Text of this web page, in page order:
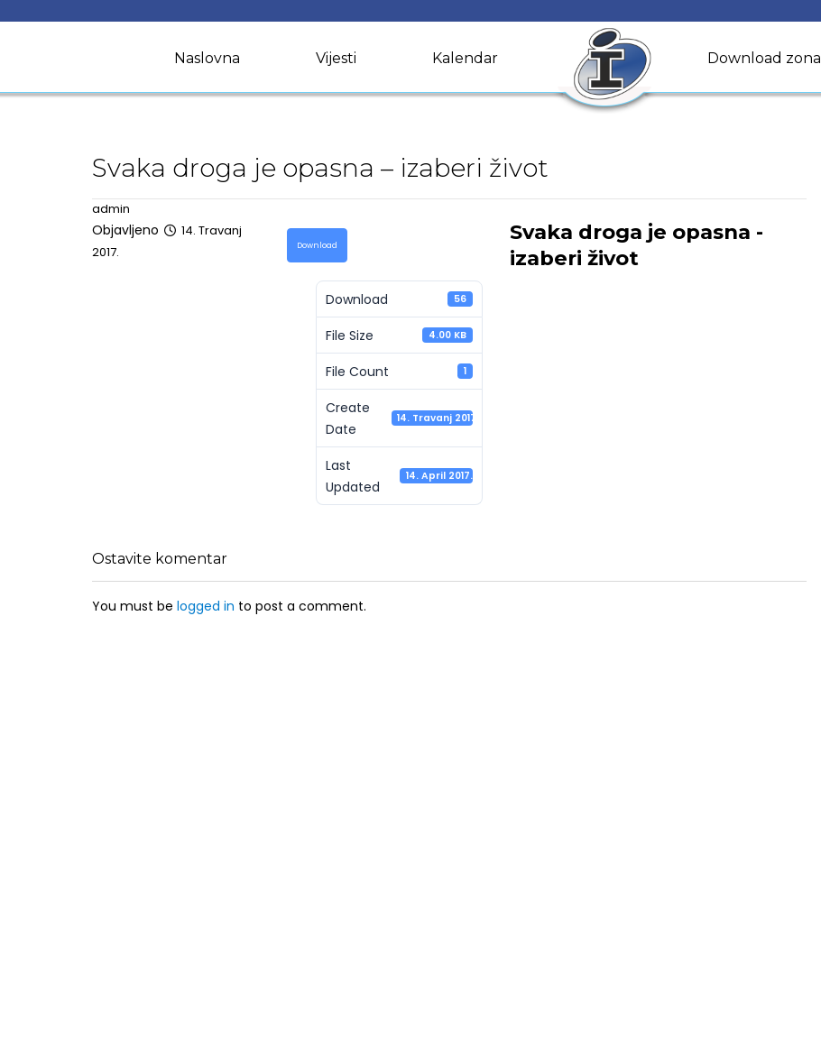
Naslovna Vijesti Kalendar Download zona
Svaka droga je opasna – izaberi život
Download
Download 56
File Size 4.00 KB
File Count 1
Create
Date
14. Travanj 2017.
Last
Updated
14. April 2017.
Svaka droga je opasna -
izaberi život
admin
Objavljeno
14. Travanj
2017.
Ostavite komentar
You must be logged in to post a comment.